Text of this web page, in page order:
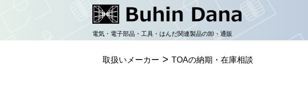
テ
電気・電子部品・工具・はんだ関連製品の卸・通販
取扱いメーカー > TOAの納期・在庫相談